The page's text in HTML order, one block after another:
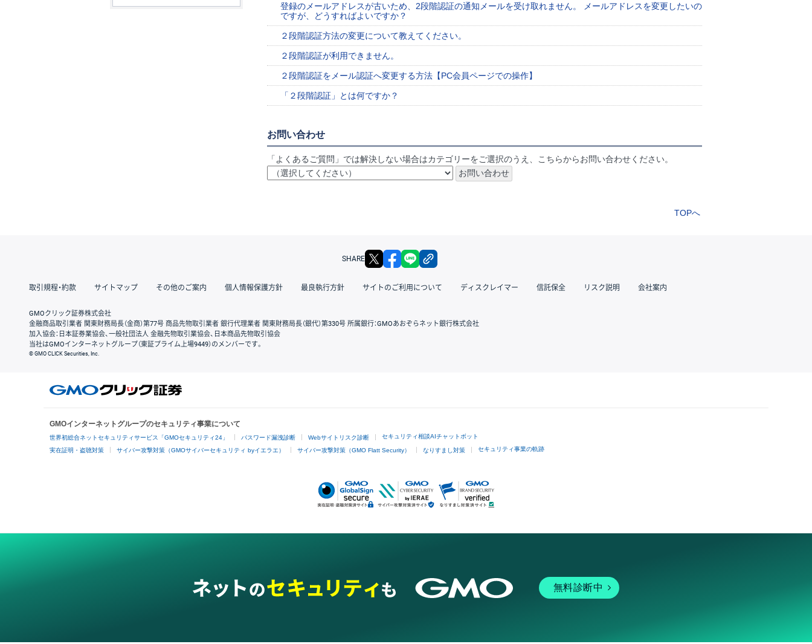
登録のメールアドレスが古いため、2段階認証の通知メールを受け取れません。 メールアドレスを変更したいの
ですが、どうすればよいですか？
２段階認証方法の変更について教えてください。
２段階認証が利用できません。
２段階認証をメール認証へ変更する方法【PC会員ページでの操作】
「２段階認証」とは何ですか？
お問い合わせ
「よくあるご質問」では解決しない場合はカテゴリーをご選択のうえ、こちらからお問い合わせください。
TOPへ
SHARE X facebook
取引規程・約款 サイトマップ その他のご案内 個人情報保護方針 最良執行方針 サイトのご利用について ディスクレイマー 信託保全 リスク説明 会社案内
GMOクリック証券株式会社
金融商品取引業者 関東財務局長（金商）第77号 商品先物取引業者 銀行代理業者 関東財務局長（銀代）第330号 所属銀行：GMOあおぞらネット銀行株式会社
加入協会：日本証券業協会、一般社団法人 金融先物取引業協会、日本商品先物取引協会
当社はGMOインターネットグループ（東証プライム上場9449）のメンバーです。
© GMO CLICK Securities, Inc.
GMOインターネットグループのセキュリティ事業について
世界初総合ネットセキュリティサービス「GMOセキュリティ24」 パスワード漏洩診断 Webサイトリスク診断 セキュリティ相談AIチャットボット
実在証明・盗聴対策 サイバー攻撃対策（GMOサイバーセキュリティ byイエラエ） サイバー攻撃対策（GMO Flatt Security） なりすまし対策 セキュリティ事業の軌跡
無料診断中